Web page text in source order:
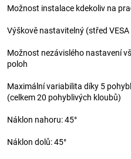
Možnost instalace kdekoliv na
Výškově nastavitelný (střed
Možnost nezávislého nastavení
poloh
Maximální variabilita díky 5
(celkem 20 pohyblivých kloubů)
Náklon nahoru: 45°
Náklon dolů: 45°